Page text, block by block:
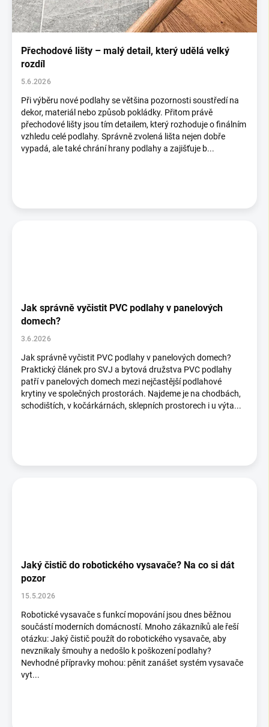
s
č
l
Přechodové lišty – malý detail, který udělá velký
rozdíl
5.6.2026
Při výběru nové podlahy se většina pozornosti soustředí na
dekor, materiál nebo způsob pokládky. Přitom právě
přechodové lišty jsou tím detailem, který rozhoduje o finálním
vzhledu celé podlahy. Správně zvolená lišta nejen dobře
vypadá, ale také chrání hrany podlahy a zajišťuje b...
Jak správně vyčistit PVC podlahy v panelových
domech?
3.6.2026
Jak správně vyčistit PVC podlahy v panelových domech?
Praktický článek pro SVJ a bytová družstva PVC podlahy
patří v panelových domech mezi nejčastější podlahové
krytiny ve společných prostorách. Najdeme je na chodbách,
schodištích, v kočárkárnách, sklepních prostorech i u výta...
Jaký čistič do robotického vysavače? Na co si dát
pozor
15.5.2026
Robotické vysavače s funkcí mopování jsou dnes běžnou
součástí moderních domácností. Mnoho zákazníků ale řeší
otázku: Jaký čistič použít do robotického vysavače, aby
nevznikaly šmouhy a nedošlo k poškození podlahy?
Nevhodné přípravky mohou: pěnit zanášet systém vysavače
vyt...